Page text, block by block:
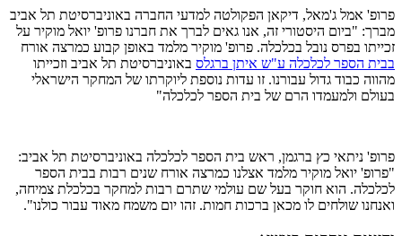
פרופ' אמל ג'מאל, דיקאן הפקולטה למדעי החברה באוניברסיטת תל אביב
מברך: "ביום היסטורי זה, אנו גאים לברך את חברנו פרופ' יואל מוקיר על
זכייתו בפרס נובל בכלכלה. פרופ' מוקיר מלמד באופן קבוע כמרצה אורח
בבית הספר לכלכלה ע"ש איתן ברגלס באוניברסיטת תל אביב וזכייתו
מהווה כבוד גדול עבורנו. זו עדות נוספת ליוקרתו של המחקר הישראלי
בעולם ולמעמדו הרם של בית הספר לכלכלה"
פרופ' ניתאי כץ ברגמן, ראש בית הספר לכלכלה באוניברסיטת תל אביב:
"פרופ' יואל מוקיר מלמד אצלנו כמרצה אורח שנים רבות בבית הספר
לכלכלה. הוא חוקר בעל שם עולמי שתרם רבות למחקר בכלכלת צמיחה,
ואנחנו שולחים לו מכאן ברכות חמות. זהו יום משמח מאוד עבור כולנו".